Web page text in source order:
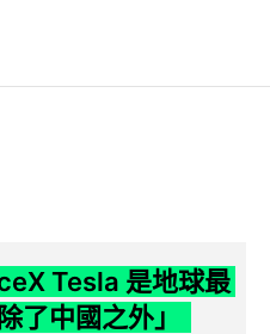
Tesla 是地球最
了中國之外」